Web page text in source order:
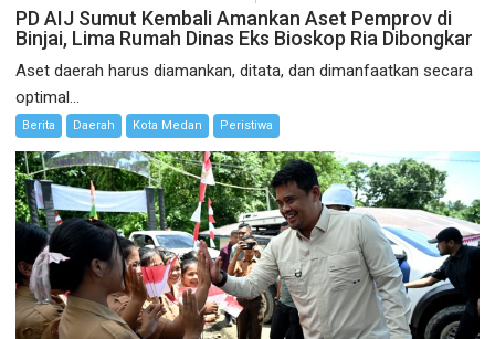
PD AIJ Sumut Kembali Amankan Aset Pemprov di
Binjai, Lima Rumah Dinas Eks Bioskop Ria Dibongkar
Aset daerah harus diamankan, ditata, dan dimanfaatkan secara
optimal...
Berita Daerah Kota Medan Peristiwa